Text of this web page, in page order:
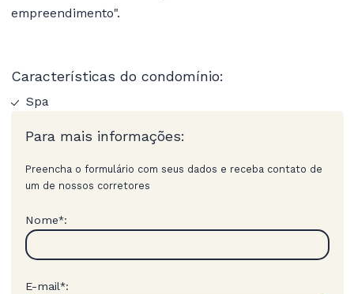
empreendimento".
Características do condomínio:
Spa
Para mais informações:
Preencha o formulário com seus dados e receba contato de
um de nossos corretores
Nome*:
E-mail*: